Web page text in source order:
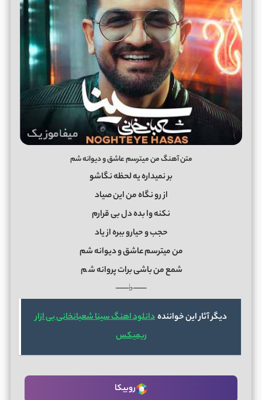
متن آهنگ من میترسم عاشق و دیوانه شم
بر نمیداره یه لحظه نگاشو
از رو نگاه من این صیاد
نکنه وا بده دل بی قرارم
حجب و حیارو ببره از یاد
من میترسم عاشق و دیوانه شم
شمع من باشی برات پروانه شم
──♭──
دیگر آثار این خوانندهدانلود اهنگ سینا شعبانخانی بی ازار
ریمیکس
روبیکا